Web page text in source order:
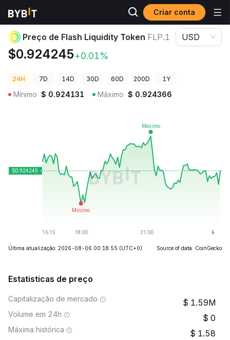
Criar conta
Preços de Criptomoedas Preço de Flash Liquidity Token FLP.1
Preço de Flash Liquidity Token FLP.1
$0.924245+0.01%
USD
24H 7D 14D 30D 60D 200D 1Y
Mínimo $ 0.924131 Máximo $ 0.924366
Última atualização: 2026-08-06 00:18:55 (UTC+0) Source of data: CoinGecko
Estatisticas de preço
Capitalização de mercado 1.59M
Volume em 24h 0
Máxima histórica 1.58